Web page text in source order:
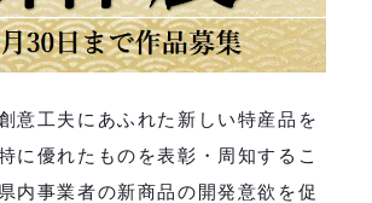
意工夫にあふれた新しい特産品を
に優れたものを表彰・周知するこ
内事業者の新商品の開発意欲を促